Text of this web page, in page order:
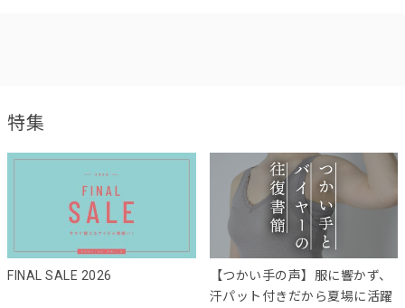
特集
FINAL SALE 2026
【つかい手の声】服に響かず、
汗パット付きだから夏場に活躍